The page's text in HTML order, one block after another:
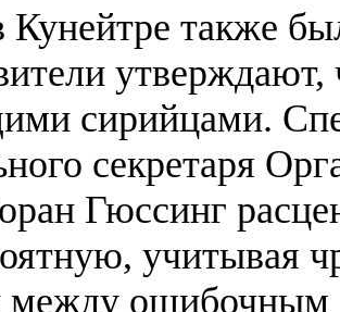
Кунейтре также
сирийцами.
секретаря
Гюссинг
учитывая
между ошибочным